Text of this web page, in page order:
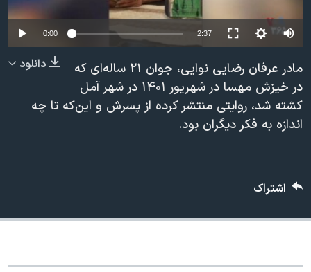
حقوق شهروندی
اقتصادی
علم و فناوری
اسرائیل در جنگ
انتخابات ریاست جمهوری آمریکا ۲۰۲۴
حمله جمهوری اسلامی به اسرائیل
رمز مهسا
ورزش زنان در ایران
تریبونال مردمی آبان ۹۸
زبانهای مختلف
Auto
240p
360p
480p
0:00 2:37
480p
720p
دانلود
مادر عرفان رضایی نوایی، جوان ۲۱ ساله‌ای که
در خیزش مهسا در شهریور ۱۴۰۱ در شهر آمل
کشته شد، روایتی منتشر کرده از پسرش و این‌که تا چه
اندازه به فکر دیگران بود.
اشتراک